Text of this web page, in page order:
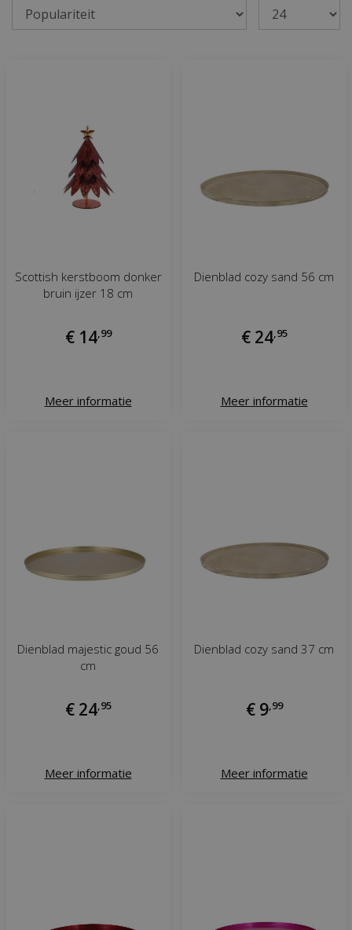
Scottish kerstboom donker
bruin ijzer 18 cm
€ 14 99
Meer informatie
Dienblad cozy sand 56 cm
€ 24 95
Meer informatie
Dienblad majestic goud 56
cm
€ 24 95
Meer informatie
Dienblad cozy sand 37 cm
€ 9, 99
Meer informatie